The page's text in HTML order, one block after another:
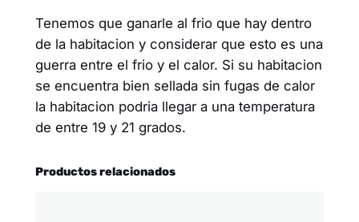
Tenemos que ganarle al frio que hay dentro
de la habitacion y considerar que esto es una
guerra entre el frio y el calor. Si su habitacion
se encuentra bien sellada sin fugas de calor
la habitacion podria llegar a una temperatura
de entre 19 y 21 grados.
Productos relacionados